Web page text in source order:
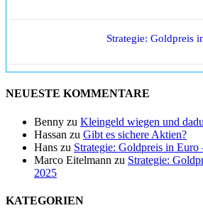
Strategie: Goldpreis
NEUESTE KOMMENTARE
Benny zu Kleingeld wiegen und
Hassan zu Gibt es sichere Aktien?
Hans zu Strategie: Goldpreis in Euro
Marco Eitelmann zu Strategie:
2025
KATEGORIEN